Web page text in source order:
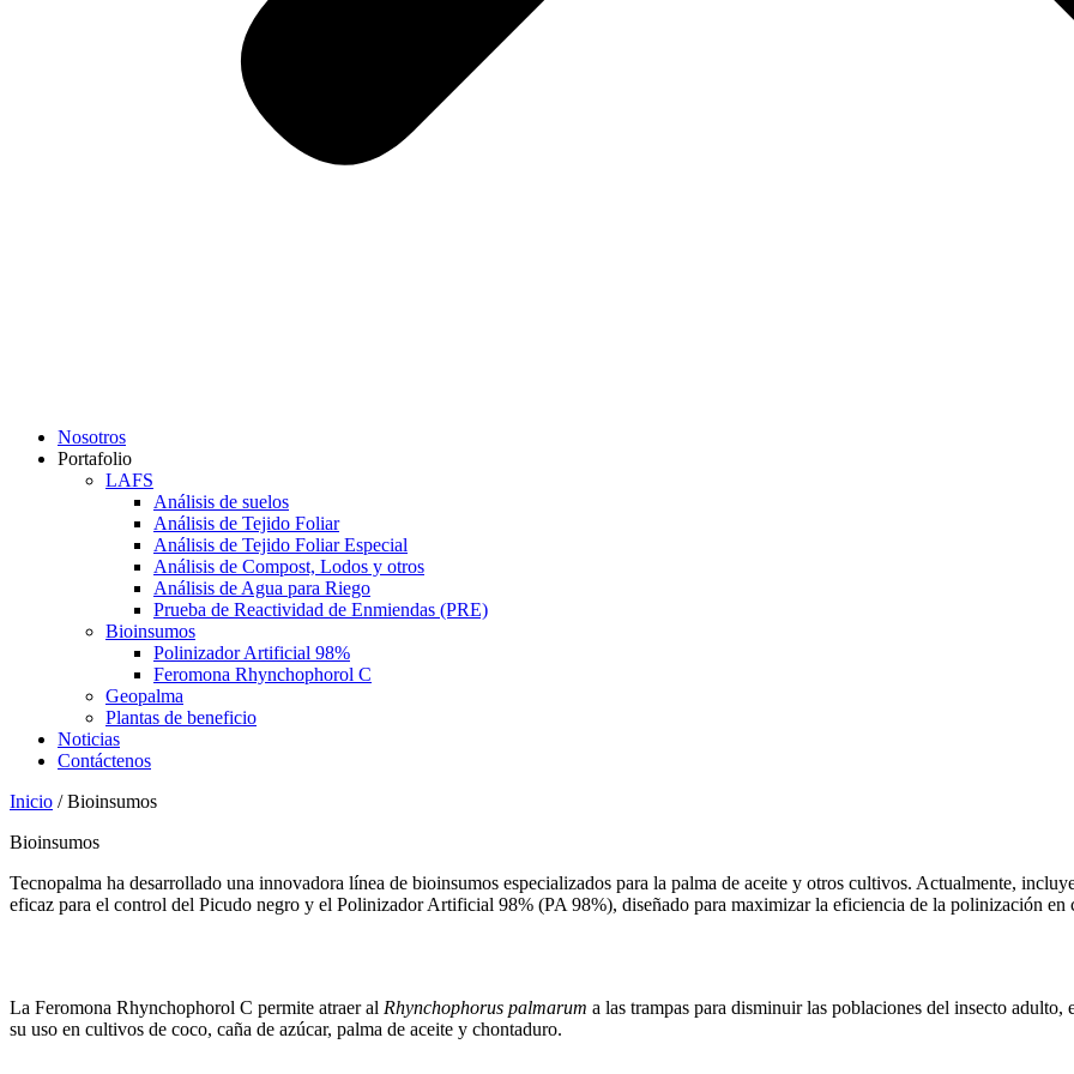
Nosotros
Portafolio
LAFS
Análisis de suelos
Análisis de Tejido Foliar
Análisis de Tejido Foliar Especial
Análisis de Compost, Lodos y otros
Análisis de Agua para Riego
Prueba de Reactividad de Enmiendas (PRE)
Bioinsumos
Polinizador Artificial 98%
Feromona Rhynchophorol C
Geopalma
Plantas de beneficio
Noticias
Contáctenos
Inicio /Bioinsumos
Bioinsumos
Tecnopalma ha desarrollado una innovadora línea de bioinsumos especializados para la palma de aceite y otros cultivos. Actualmente,
eficaz para el control del Picudo negro y el Polinizador Artificial 98% (PA 98%), diseñado para maximizar la eficiencia de la polinización en
La Feromona Rhynchophorol C permite atraer al Rhynchophorus palmarum a las trampas para disminuir las poblaciones del insecto
su uso en cultivos de coco, caña de azúcar, palma de aceite y chontaduro.